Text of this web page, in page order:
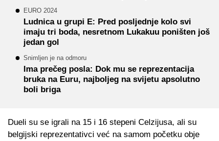
EURO 2024
Ludnica u grupi E: Pred posljednje kolo svi
imaju tri boda, nesretnom Lukakuu poništen još
jedan gol
Snimljen je na odmoru
Ima prečeg posla: Dok mu se reprezentacija
bruka na Euru, najboljeg na svijetu apsolutno
boli briga
Dueli su se igrali na 15 i 16 stepeni Celzijusa, ali su
belgijski reprezentativci već na samom početku obje